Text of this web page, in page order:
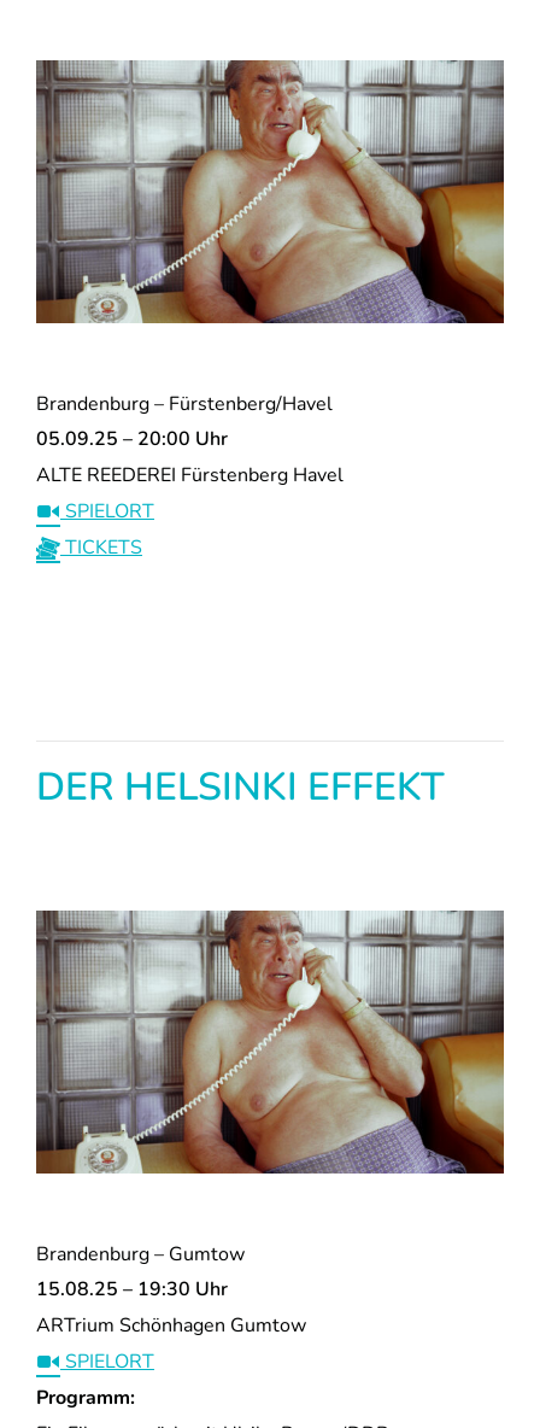
Brandenburg – Fürstenberg/Havel
05.09.25 – 20:00 Uhr
ALTE REEDEREI Fürstenberg Havel
SPIELORT
TICKETS
DER HELSINKI EFFEKT
Brandenburg – Gumtow
15.08.25 – 19:30 Uhr
ARTrium Schönhagen Gumtow
SPIELORT
Programm: